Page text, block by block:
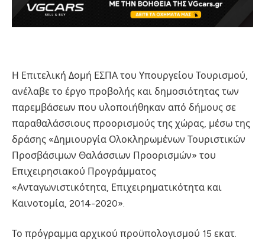
Η Επιτελική Δομή ΕΣΠΑ του Υπουργείου Τουρισμού,
ανέλαβε το έργο προβολής και δημοσιότητας των
παρεμβάσεων που υλοποιήθηκαν από δήμους σε
παραθαλάσσιους προορισμούς της χώρας, μέσω της
δράσης «Δημιουργία Ολοκληρωμένων Τουριστικών
Προσβάσιμων Θαλάσσιων Προορισμών» του
Επιχειρησιακού Προγράμματος
«Ανταγωνιστικότητα, Επιχειρηματικότητα και
Καινοτομία, 2014-2020».
Το πρόγραμμα αρχικού προϋπολογισμού 15 εκατ.